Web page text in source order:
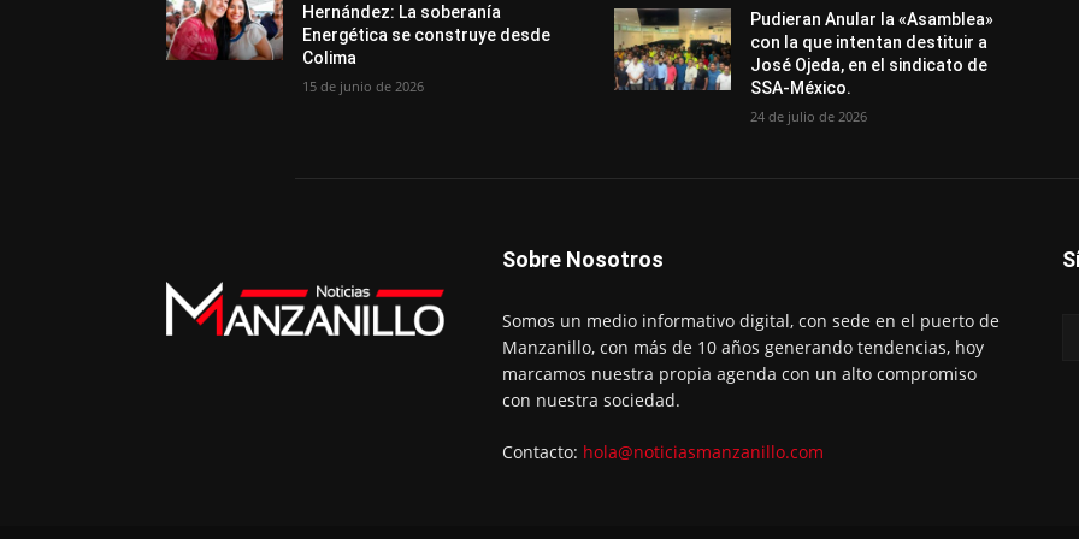
Hernández: La soberanía
Energética se construye desde
Colima
15 de junio de 2026
Pudieran Anular la «Asamblea»
con la que intentan destituir a
José Ojeda, en el sindicato de
SSA-México.
24 de julio de 2026
Sobre Nosotros
Somos un medio informativo digital, con sede en el puerto de
Manzanillo, con más de 10 años generando tendencias, hoy
marcamos nuestra propia agenda con un alto compromiso
con nuestra sociedad.
Contacto: hola@noticiasmanzanillo.com